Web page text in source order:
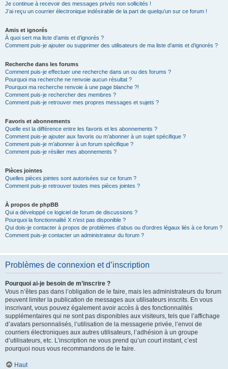
Je continue à recevoir des messages privés non sollicités !
J’ai reçu un courrier électronique indésirable de la part de quelqu’un sur ce forum !
Amis et ignorés
À quoi sert ma liste d’amis et d’ignorés ?
Comment puis-je ajouter ou supprimer des utilisateurs de ma liste d’amis et d’ignorés ?
Recherche dans les forums
Comment puis-je effectuer une recherche dans un ou des forums ?
Pourquoi ma recherche ne renvoie aucun résultat ?
Pourquoi ma recherche renvoie à une page blanche ?!
Comment puis-je rechercher des membres ?
Comment puis-je retrouver mes propres messages et sujets ?
Favoris et abonnements
Quelle est la différence entre les favoris et les abonnements ?
Comment puis-je ajouter aux favoris ou m’abonner à un sujet spécifique ?
Comment puis-je m’abonner à un forum spécifique ?
Comment puis-je résilier mes abonnements ?
Pièces jointes
Quelles pièces jointes sont autorisées sur ce forum ?
Comment puis-je retrouver toutes mes pièces jointes ?
À propos de phpBB
Qui a développé ce logiciel de forum de discussions ?
Pourquoi la fonctionnalité X n’est pas disponible ?
Qui dois-je contacter à propos de problèmes d’abus ou d’ordres légaux liés à ce forum ?
Comment puis-je contacter un administrateur du forum ?
Problèmes de connexion et d’inscription
Pourquoi ai-je besoin de m’inscrire ?
Vous n’êtes pas dans l’obligation de le faire, mais les administrateurs du forum
peuvent limiter la publication de messages aux utilisateurs inscrits. En vous
inscrivant, vous pouvez également avoir accès à des fonctionnalités
supplémentaires qui ne sont pas disponibles aux visiteurs, tels que l’affichage
d’avatars personnalisés, l’utilisation de la messagerie privée, l’envoi de
courriers électroniques aux autres utilisateurs, l’adhésion à un groupe
d’utilisateurs, etc. L’inscription ne vous prend qu’un court instant, c’est
pourquoi nous vous recommandons de le faire.
Haut